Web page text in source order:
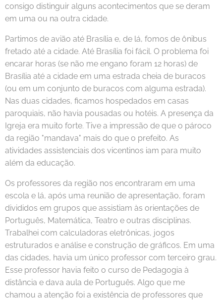
consigo distinguir alguns acontecimentos que se deram
em uma ou na outra cidade.
Partimos de avião até Brasília e, de lá, fomos de ônibus
fretado até a cidade. Até Brasília foi fácil. O problema foi
encarar horas (se não me engano foram 12 horas) de
Brasília até a cidade em uma estrada cheia de buracos
(ou em um conjunto de buracos com alguma estrada).
Nas duas cidades, ficamos hospedados em casas
paroquiais, não havia pousadas ou hotéis. A presença da
Igreja era muito forte. Tive a impressão de que o pároco
da região "mandava" mais do que o prefeito. As
atividades assistenciais dos vicentinos iam para muito
além da educação.
Os professores da região nos encontraram em uma
escola e lá, após uma reunião de apresentação, foram
divididos em grupos que assistiam às orientações de
Português, Matemática, Teatro e outras disciplinas.
Trabalhei com calculadoras eletrônicas, jogos
estruturados e análise e construção de gráficos. Em uma
das cidades, havia um único professor com terceiro grau.
Esse professor havia feito o curso de Pedagogia à
distância e dava aula de Português. Algo que me
chamou a atenção foi a existência de professores que